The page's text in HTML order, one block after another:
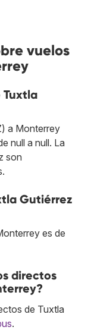
vuelos
Tuxtla
a Monterrey
null a null. La
son
Gutiérrez
es de
directos
de Tuxtla
.